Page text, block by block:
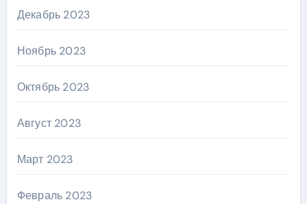
Декабрь 2023
Ноябрь 2023
Октябрь 2023
Август 2023
Март 2023
Февраль 2023